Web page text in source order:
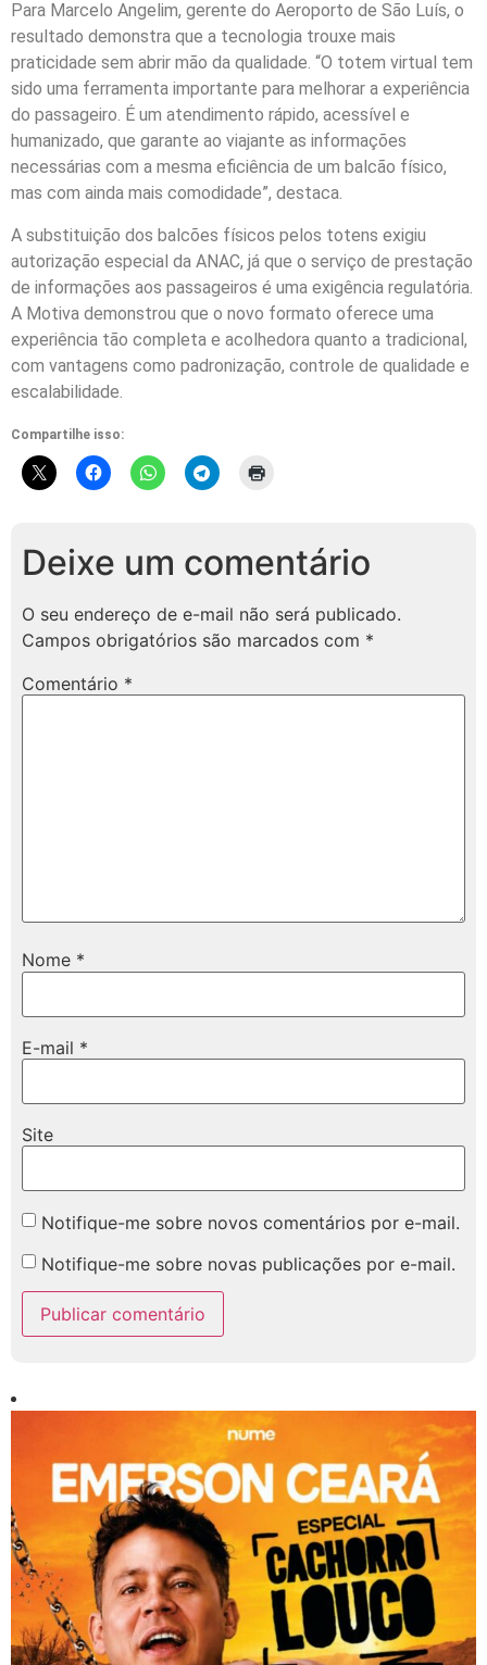
Para Marcelo Angelim, gerente do Aeroporto de São Luís, o
resultado demonstra que a tecnologia trouxe mais
praticidade sem abrir mão da qualidade. “O totem virtual tem
sido uma ferramenta importante para melhorar a experiência
do passageiro. É um atendimento rápido, acessível e
humanizado, que garante ao viajante as informações
necessárias com a mesma eficiência de um balcão físico,
mas com ainda mais comodidade”, destaca.
A substituição dos balcões físicos pelos totens exigiu
autorização especial da ANAC, já que o serviço de prestação
de informações aos passageiros é uma exigência regulatória.
A Motiva demonstrou que o novo formato oferece uma
experiência tão completa e acolhedora quanto a tradicional,
com vantagens como padronização, controle de qualidade e
escalabilidade.
Compartilhe isso:
Deixe um comentário
O seu endereço de e-mail não será publicado.
Campos obrigatórios são marcados com *
Comentário *
Nome *
E-mail *
Site
Notifique-me sobre novos comentários por e-mail.
Notifique-me sobre novas publicações por e-mail.